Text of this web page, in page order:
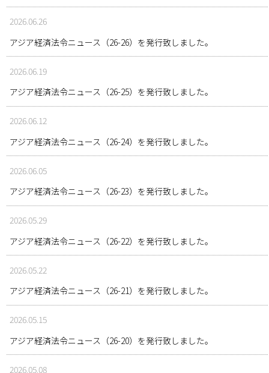
2026.06.26
アジア経済法令ニュース（26-26）を発行致しました。
2026.06.19
アジア経済法令ニュース（26-25）を発行致しました。
2026.06.12
アジア経済法令ニュース（26-24）を発行致しました。
2026.06.05
アジア経済法令ニュース（26-23）を発行致しました。
2026.05.29
アジア経済法令ニュース（26-22）を発行致しました。
2026.05.22
アジア経済法令ニュース（26-21）を発行致しました。
2026.05.15
アジア経済法令ニュース（26-20）を発行致しました。
2026.05.08